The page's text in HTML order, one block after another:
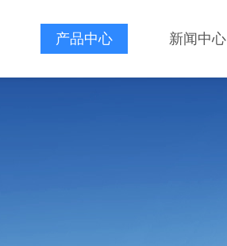
产品中心 新闻中心